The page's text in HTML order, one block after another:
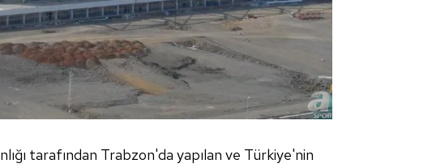
tarafından Trabzon'da yapılan ve Türkiye'nin